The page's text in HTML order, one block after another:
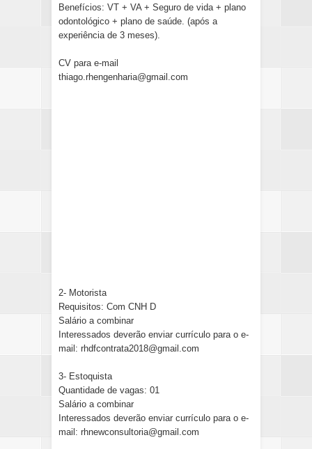
Benefícios: VT + VA + Seguro de vida + plano
odontológico + plano de saúde. (após a
experiência de 3 meses).
CV para e-mail
thiago.rhengenharia@gmail.com
2- Motorista
Requisitos: Com CNH D
Salário a combinar
Interessados deverão enviar currículo para o e-
mail: rhdfcontrata2018@gmail.com
3- Estoquista
Quantidade de vagas: 01
Salário a combinar
Interessados deverão enviar currículo para o e-
mail: rhnewconsultoria@gmail.com